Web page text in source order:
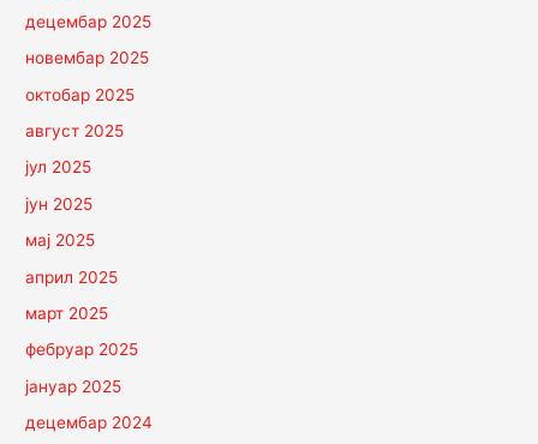
децембар 2025
новембар 2025
октобар 2025
август 2025
јул 2025
јун 2025
мај 2025
април 2025
март 2025
фебруар 2025
јануар 2025
децембар 2024